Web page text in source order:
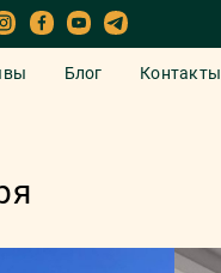
Блог Контакты